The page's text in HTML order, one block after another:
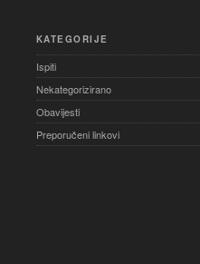
KATEGORIJE
Ispiti
Nekategorizirano
Obavijesti
Preporučeni linkovi